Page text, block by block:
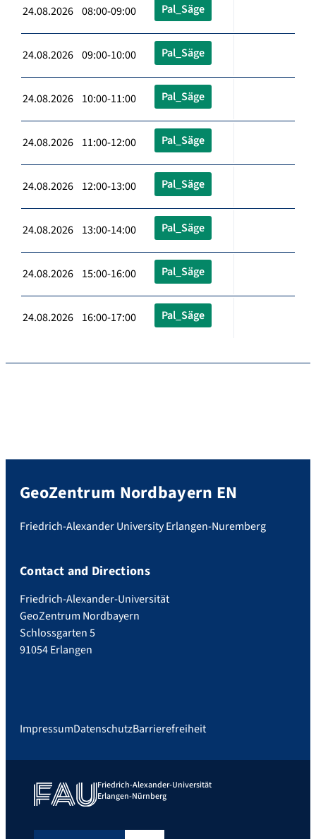
24.08.2026 08:00-09:00 Pal_Säge
24.08.2026 09:00-10:00 Pal_Säge
24.08.2026 10:00-11:00 Pal_Säge
24.08.2026 11:00-12:00 Pal_Säge
24.08.2026 12:00-13:00 Pal_Säge
24.08.2026 13:00-14:00 Pal_Säge
24.08.2026 15:00-16:00 Pal_Säge
24.08.2026 16:00-17:00 Pal_Säge
GeoZentrum Nordbayern EN
Friedrich-Alexander University Erlangen-Nuremberg
Contact and Directions
Friedrich-Alexander-Universität
GeoZentrum Nordbayern
Schlossgarten 5
91054 Erlangen
ImpressumDatenschutzBarrierefreiheit
Friedrich-Alexander-Universität
Erlangen-Nürnberg